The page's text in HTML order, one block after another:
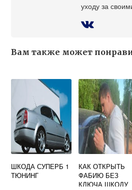
уходу за
Вам также может
ШКОДА СУПЕРБ 1
ТЮНИНГ
КАК ОТКРЫТЬ
ФАБИЮ БЕЗ
КЛЮЧА ШКОДУ